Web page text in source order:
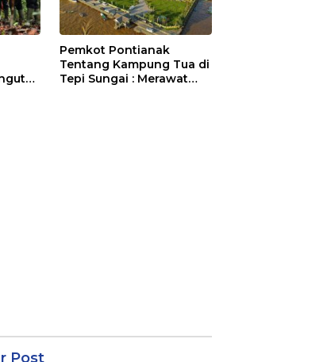
Pemkot Pontianak
Tentang Kampung Tua di
Tepi Sungai : Merawat
Post